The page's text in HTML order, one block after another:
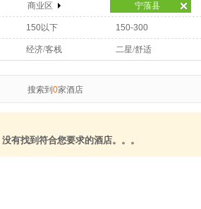
商业区 宁蒗县
150以下 150-300
经济/客栈 二星/舒适
搜索到 0家酒店
有找到符合您要求的酒店。。。